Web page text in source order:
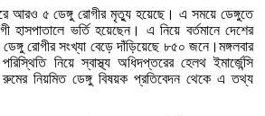
আরও ৫ ডেঙ্গু রোগীর মৃত্যু হয়েছে। এ সময়ে ডেঙ্গুতে
ভর্তি হয়েছেন। এ নিয়ে বর্তমানে দেশের
ডেঙ্গু রোগীর সংখ্যা বেড়ে দাঁড়িয়েছে ৮৫০ জনে।মঙ্গলবার
নিয়ে স্বাস্থ্য অধিদপ্তরের হেলথ ইমার্জেন্সি
রুমের নিয়মিত ডেঙ্গু বিষয়ক প্রতিবেদন থেকে এ তথ্য